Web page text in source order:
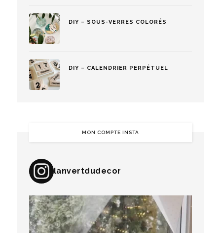
DIY – SOUS-VERRES COLORÉS
DIY – CALENDRIER PERPÉTUEL
MON COMPTE INSTA
lanvertdudecor